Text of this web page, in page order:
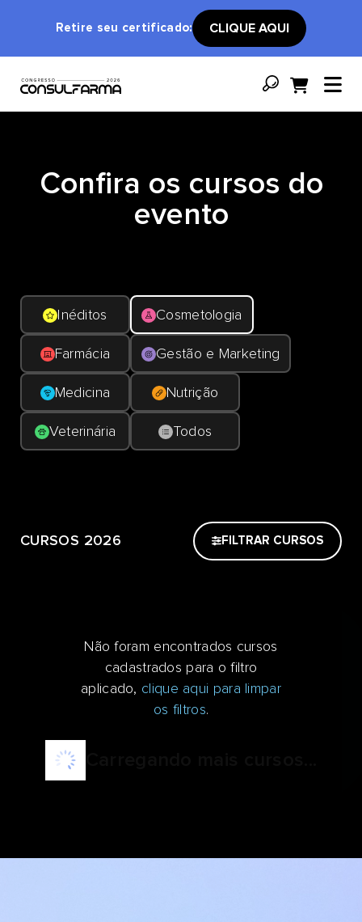
Retire seu certificado: CLIQUE AQUI
Confira os cursos do
evento
Inéditos Cosmetologia
Farmácia Gestão e Marketing
Medicina Nutrição
Veterinária Todos
CURSOS 2026 FILTRAR CURSOS
Não foram encontrados cursos
cadastrados para o filtro
aplicado, clique aqui para limpar
os filtros.